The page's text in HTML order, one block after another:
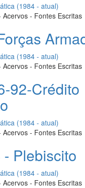
(1984 - atual)
Acervos - Fontes Escritas
(1984 - atual)
Acervos - Fontes Escritas
92-Crédito
(1984 - atual)
Acervos - Fontes Escritas
Plebiscito
(1984 - atual)
Acervos - Fontes Escritas